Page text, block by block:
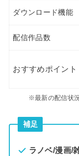
ダウンロード機能
配信作品数
おすすめポイント
※最新の配信状
補足
ラノベ/漫画/